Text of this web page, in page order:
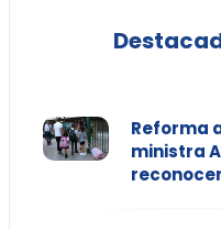
Reforma
ministra